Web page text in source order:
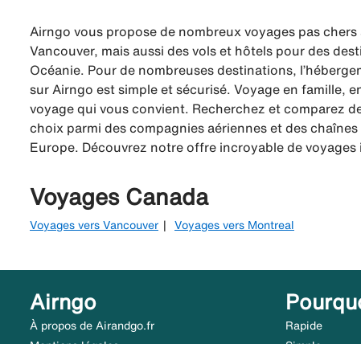
Airngo vous propose de nombreux voyages pas
Vancouver, mais aussi des vols et hôtels pour des
Océanie. Pour de nombreuses destinations,
sur Airngo est simple et sécurisé. Voyage en famille,
voyage qui vous convient. Recherchez et comparez
choix parmi des compagnies aériennes et des
Europe. Découvrez notre offre incroyable de
Voyages Canada
Voyages vers Vancouver Voyages vers Montreal
Airngo
À propos de Airandgo.fr
Rapide